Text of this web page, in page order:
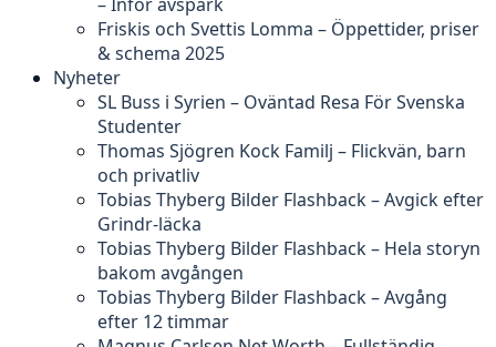
Friskis och Svettis Lomma – Öppettider, priser
& schema 2025
Nyheter
SL Buss i Syrien – Oväntad Resa För Svenska
Studenter
Thomas Sjögren Kock Familj – Flickvän, barn
och privatliv
Tobias Thyberg Bilder Flashback – Avgick efter
Grindr-läcka
Tobias Thyberg Bilder Flashback – Hela storyn
bakom avgången
Tobias Thyberg Bilder Flashback – Avgång
efter 12 timmar